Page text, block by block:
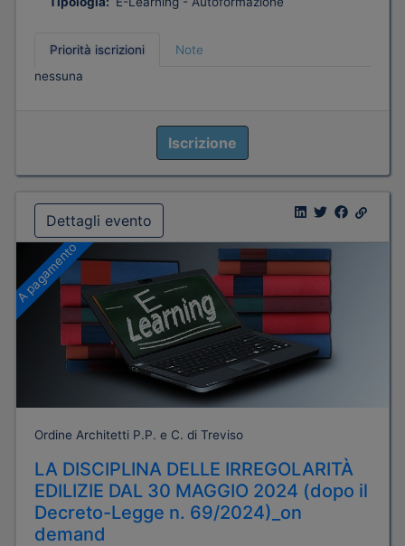
Priorità iscrizioni
Note
nessuna
Iscrizione
Dettagli evento
A pagamento
Ordine Architetti P.P. e C. di Treviso
LA DISCIPLINA DELLE IRREGOLARITÀ
EDILIZIE DAL 30 MAGGIO 2024 (dopo il
Decreto-Legge n. 69/2024)_on
demand